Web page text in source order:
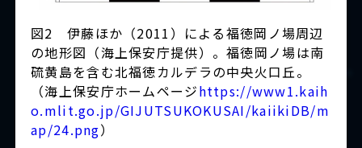
図2 伊藤ほか（2011）による福徳岡ノ場周辺
の地形図（海上保安庁提供）。福徳岡ノ場は南
硫黄島を含む北福徳カルデラの中央火口丘。
（海上保安庁ホームページhttps://www1.kaih
o.mlit.go.jp/GIJUTSUKOKUSAI/kaiikiDB/m
ap/24.png）